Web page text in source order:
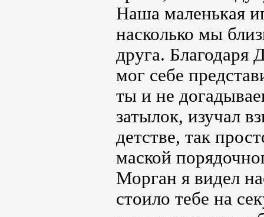
Наша маленькая
насколько мы
друга. Благодаря
мог себе
ты и не
затылок, изучал
детстве, так
маской
Морган я видел
стоило тебе на